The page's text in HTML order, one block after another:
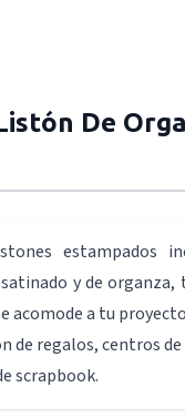
De
estampados
y de organza,
acomode a tu
de regalos, centros de
scrapbook.